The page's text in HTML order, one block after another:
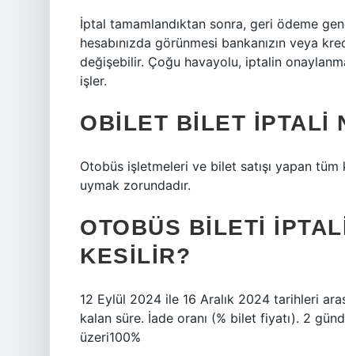
İptal tamamlandıktan sonra, geri ödeme
hesabınızda görünmesi bankanızın veya
değişebilir. Çoğu havayolu, iptalin
işler.
OBILET BILET IPTALI
Otobüs işletmeleri ve bilet satışı yapan tüm
uymak zorundadır.
OTOBÜS BILETI
KESILIR?
12 Eylül 2024 ile 16 Aralık 2024 tarihleri
kalan süre. İade oranı (% bilet fiyatı). 2
üzeri100%